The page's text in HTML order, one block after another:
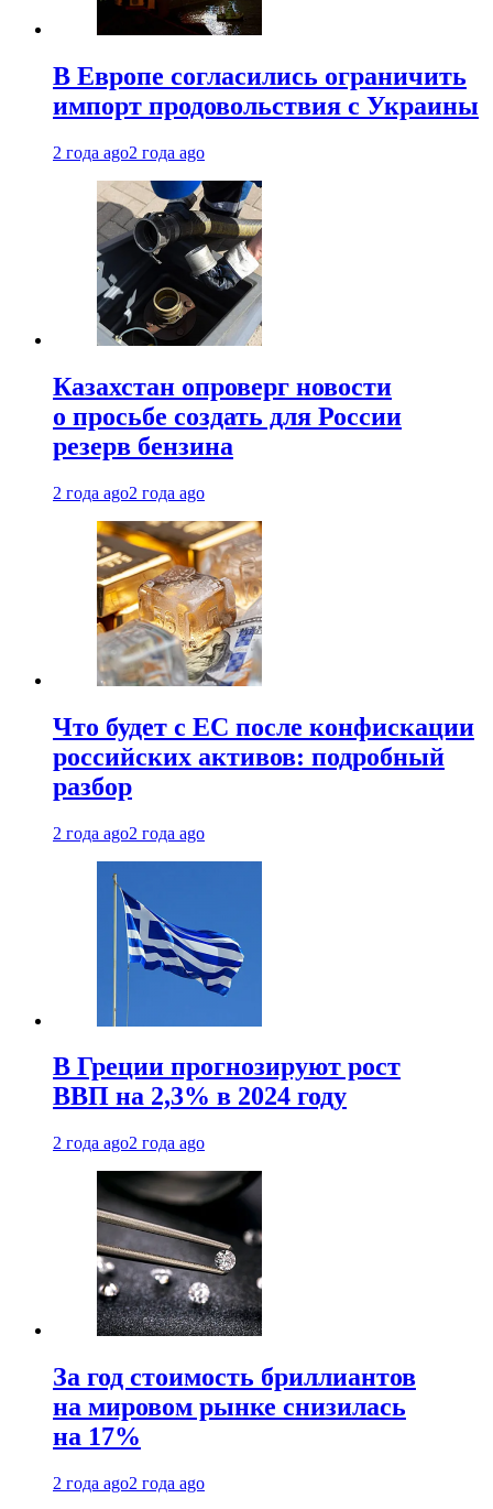
В Европе согласились ограничить
импорт продовольствия с Украины
2 года ago2 года ago
Казахстан опроверг новости
о просьбе создать для России
резерв бензина
2 года ago2 года ago
Что будет с ЕС после конфискации
российских активов: подробный
разбор
2 года ago2 года ago
В Греции прогнозируют рост
ВВП на 2,3% в 2024 году
2 года ago2 года ago
За год стоимость бриллиантов
на мировом рынке снизилась
на 17%
2 года ago2 года ago